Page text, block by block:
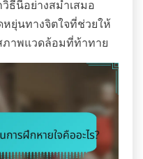
ธีนี้อย่างสม่ำเสมอ
ยุ่นทางจิตใจที่ช่วยให้
ภาพแวดล้อมที่ท้าทาย